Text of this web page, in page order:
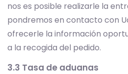
nos es posible realizarle la
pondremos en contacto con
ofrecerle la información
a la recogida del pedido.
3.3 Tasa de aduanas